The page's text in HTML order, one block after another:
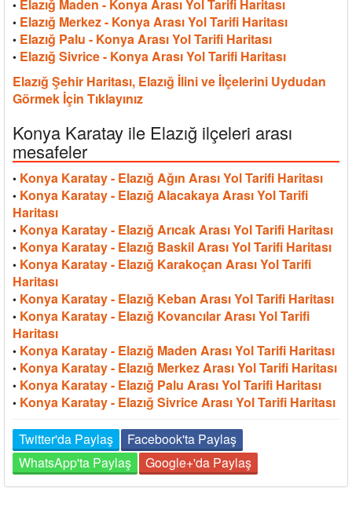
• Elazığ Maden - Konya Arası Yol Tarifi Haritası
• Elazığ Merkez - Konya Arası Yol Tarifi Haritası
• Elazığ Palu - Konya Arası Yol Tarifi Haritası
• Elazığ Sivrice - Konya Arası Yol Tarifi Haritası
Elazığ Şehir Haritası, Elazığ İlini ve İlçelerini Uydudan
Görmek İçin Tıklayınız
Konya Karatay ile Elazığ ilçeleri arası
mesafeler
• Konya Karatay - Elazığ Ağın Arası Yol Tarifi Haritası
• Konya Karatay - Elazığ Alacakaya Arası Yol Tarifi
Haritası
• Konya Karatay - Elazığ Arıcak Arası Yol Tarifi Haritası
• Konya Karatay - Elazığ Baskil Arası Yol Tarifi Haritası
• Konya Karatay - Elazığ Karakoçan Arası Yol Tarifi
Haritası
• Konya Karatay - Elazığ Keban Arası Yol Tarifi Haritası
• Konya Karatay - Elazığ Kovancılar Arası Yol Tarifi
Haritası
• Konya Karatay - Elazığ Maden Arası Yol Tarifi Haritası
• Konya Karatay - Elazığ Merkez Arası Yol Tarifi Haritası
• Konya Karatay - Elazığ Palu Arası Yol Tarifi Haritası
• Konya Karatay - Elazığ Sivrice Arası Yol Tarifi Haritası
Twitter'da Paylaş
Facebook'ta Paylaş
WhatsApp'ta Paylaş
Google+'da Paylaş